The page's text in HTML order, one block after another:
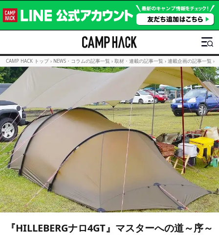
CAMP HACK トップ › NEWS・コラムの記事一覧 › 取材・連載の記事一覧 › 連載企画の記事一覧 ›
『HILLEBERGナロ4GT』マスターへの道～序～